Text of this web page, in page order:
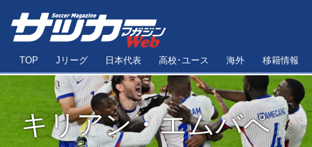
TOP Jリーグ 日本代表 高校･ユース 海外 移籍情報
キリアン・エムバペ